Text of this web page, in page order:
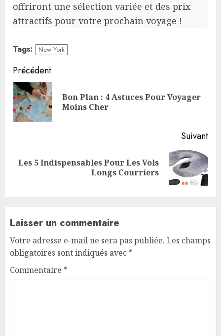
offriront une sélection variée et des prix
attractifs pour votre prochain voyage !
Tags: New York
Continue
Reading
Précédent
Bon Plan : 4 Astuces Pour Voyager
Moins Cher
Suivant
Next
Les 5 Indispensables Pour Les Vols
Longs Courriers
Laisser un commentaire
Votre adresse e-mail ne sera pas publiée. Les champs
obligatoires sont indiqués avec *
Commentaire *